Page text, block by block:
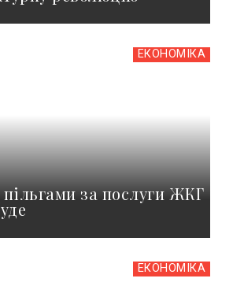
ЕКОНОМІКА
за послуги ЖКГ
ЕКОНОМІКА